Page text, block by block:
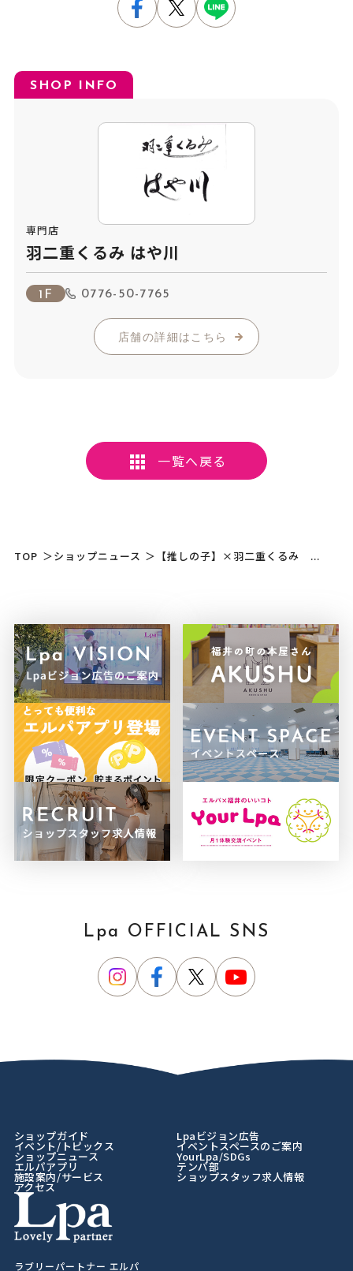
SHOP INFO
専門店
羽二重くるみ はや川
1F 0776-50-7765
店舗の詳細はこちら
一覧へ戻る
TOP ＞ショップニュース ＞ 【推しの子】×羽二重くるみ ...
Lpa OFFICIAL SNS
ラブリーパートナー エルパ
ショップガイド Lpaビジョン広告
イベント/トピックス イベントスペースのご案内
ショップニュース YourLpa/SDGs
エルパアプリ テンパ部
施設案内/サービス ショップスタッフ求人情報
アクセス